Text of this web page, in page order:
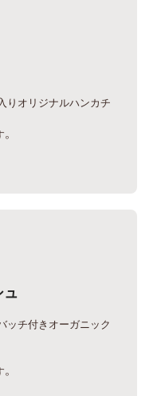
オリジナルハンカチ
チ付きオーガニック